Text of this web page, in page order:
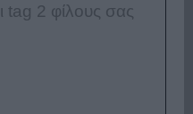
tag 2 φίλους σας